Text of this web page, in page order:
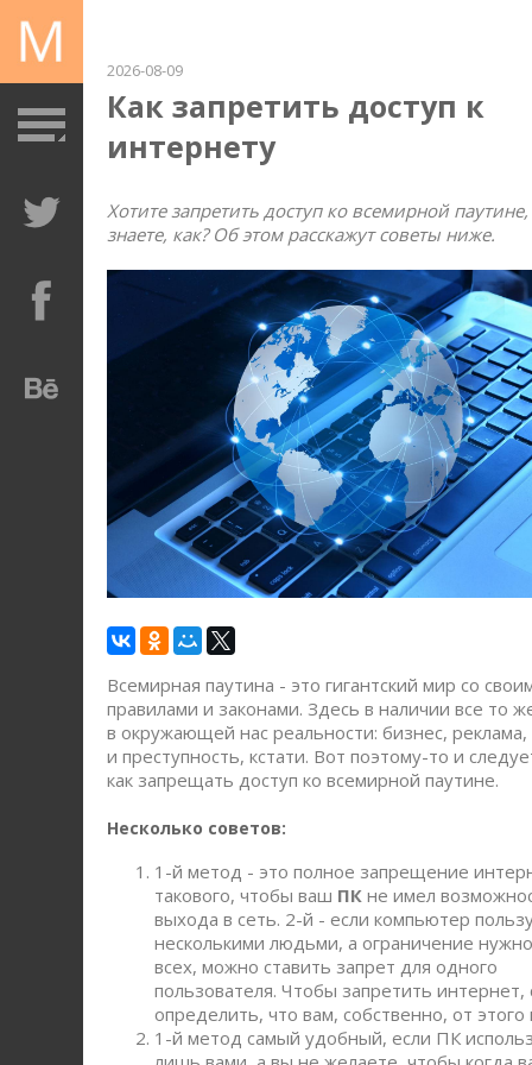
2026-08-09
Как запретить доступ к
интернету
Хотите запретить доступ ко всемирной
знаете, как? Об этом расскажут советы ниже.
Всемирная паутина - это гигантский мир со
правилами и законами. Здесь в наличии все то
в окружающей нас реальности: бизнес,
и преступность, кстати. Вот поэтому-то и
как запрещать доступ ко всемирной паутине.
Несколько советов:
1-й метод - это полное запрещение
такового, чтобы ваш ПК не имел
выхода в сеть. 2-й - если компьютер
несколькими людьми, а ограничение
всех, можно ставить запрет для одного
пользователя. Чтобы запретить интернет,
определить, что вам, собственно, от
1-й метод самый удобный, если ПК